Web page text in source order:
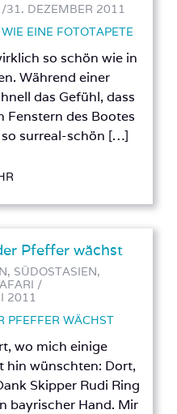
/31. DEZEMBER 2011
EINE FOTOTAPETE
so schön wie in
Während einer
das Gefühl, dass
Fenstern des Bootes
surreal-schön […]
SÜDOSTASIEN,
/
2011
PFEFFER WÄCHST
wo mich einige
hin wünschten: Dort,
Skipper Rudi Ring
bayrischer Hand. Mir